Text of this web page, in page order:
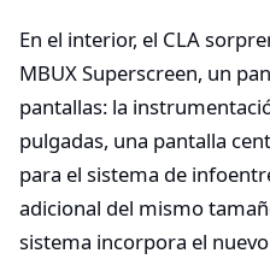
En el interior, el CLA
MBUX Superscreen, un
pantallas: la
pulgadas, una pantalla
para el sistema de
adicional del mismo
sistema incorpora el